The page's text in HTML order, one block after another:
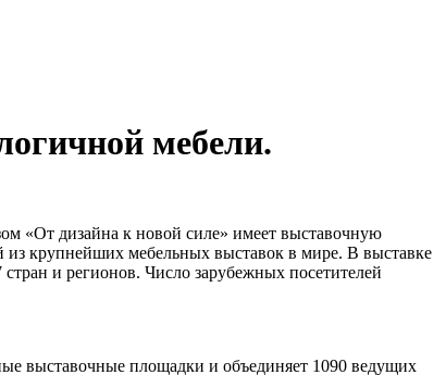
мебели.
«От дизайна к новой силе» имеет выставочную
из крупнейших мебельных выставок в мире. В выставке
и регионов. Число зарубежных посетителей
выставочные площадки и объединяет 1090 ведущих